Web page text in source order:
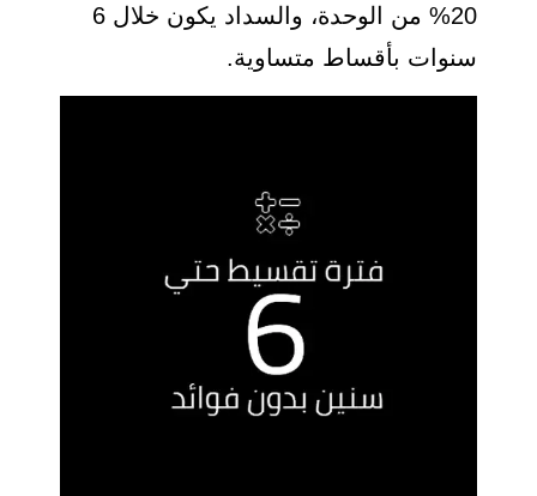
20% من الوحدة، والسداد يكون خلال 6
سنوات بأقساط متساوية.